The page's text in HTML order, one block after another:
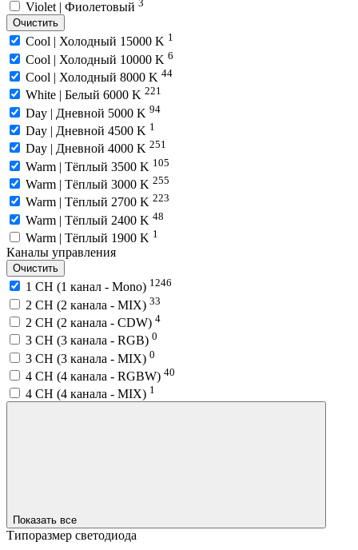
Violet | Фиолетовый 3
Очистить
Cool | Холодный 15000 K 1
Cool | Холодный 10000 K 6
Cool | Холодный 8000 K 44
White | Белый 6000 K 221
Day | Дневной 5000 K 94
Day | Дневной 4500 K 1
Day | Дневной 4000 K 251
Warm | Тёплый 3500 K 105
Warm | Тёплый 3000 K 255
Warm | Тёплый 2700 K 223
Warm | Тёплый 2400 K 48
Warm | Тёплый 1900 K 1
Каналы управления
Очистить
1 CH (1 канал - Mono) 1246
2 CH (2 канала - MIX) 33
2 CH (2 канала - CDW) 4
3 CH (3 канала - RGB) 0
3 CH (3 канала - MIX) 0
4 CH (4 канала - RGBW) 40
4 CH (4 канала - MIX) 1
Показать все
Типоразмер светодиода